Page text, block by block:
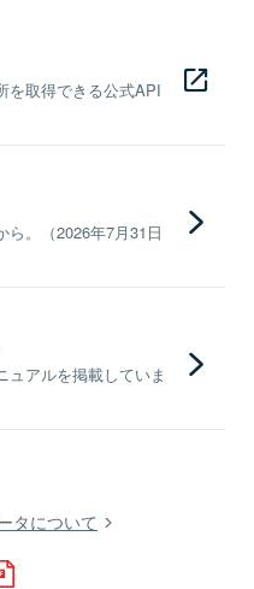
を取得できる公式API
。（2026年7月31日
ュアルを掲載していま
タについて